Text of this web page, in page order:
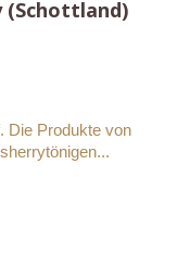
(Schottland)
Die Produkte von